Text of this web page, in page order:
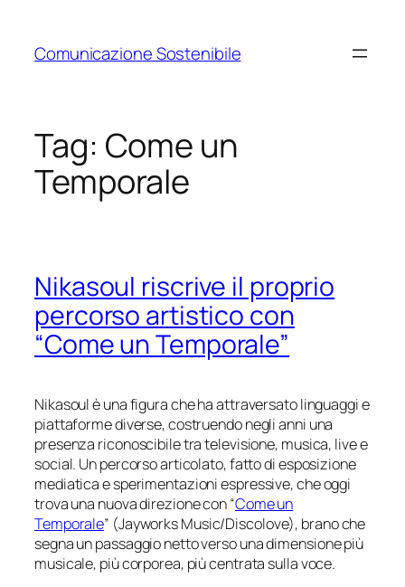
contenuto
Comunicazione Sostenibile
Tag: Come un
Temporale
Nikasoul riscrive il proprio
percorso artistico con
“Come un Temporale”
Nikasoul è una figura che ha attraversato linguaggi e
piattaforme diverse, costruendo negli anni una
presenza riconoscibile tra televisione, musica, live e
social. Un percorso articolato, fatto di esposizione
mediatica e sperimentazioni espressive, che oggi
trova una nuova direzione con “Come un
Temporale” (Jayworks Music/Discolove), brano che
segna un passaggio netto verso una dimensione più
musicale, più corporea, più centrata sulla voce.